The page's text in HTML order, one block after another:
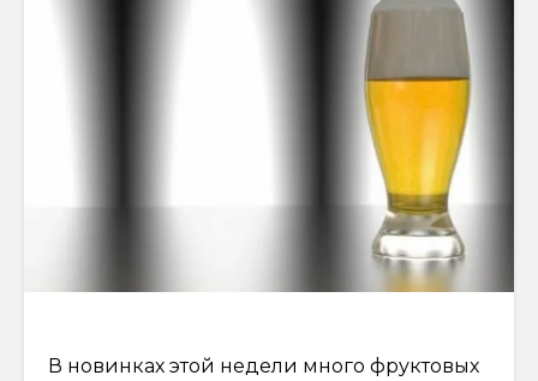
В новинках этой недели много фруктовых